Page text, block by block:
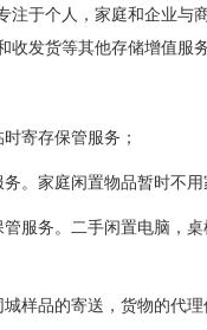
于个人，家庭和企业
发货等其他存储增值服务
寄存保管服务；
。家庭闲置物品暂时不
服务。二手闲置电脑，
样品的寄送，货物的代